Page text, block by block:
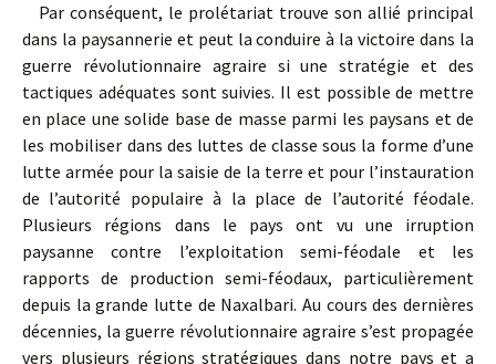
Par conséquent, le prolétariat trouve son allié principal
dans la paysannerie et peut la conduire à la victoire dans la
guerre révolutionnaire agraire si une stratégie et des
tactiques adéquates sont suivies. Il est possible de mettre
en place une solide base de masse parmi les paysans et de
les mobiliser dans des luttes de classe sous la forme d’une
lutte armée pour la saisie de la terre et pour l’instauration
de l’autorité populaire à la place de l’autorité féodale.
Plusieurs régions dans le pays ont vu une irruption
paysanne contre l’exploitation semi-féodale et les
rapports de production semi-féodaux, particulièrement
depuis la grande lutte de Naxalbari. Au cours des dernières
décennies, la guerre révolutionnaire agraire s’est propagée
vers plusieurs régions stratégiques dans notre pays et a